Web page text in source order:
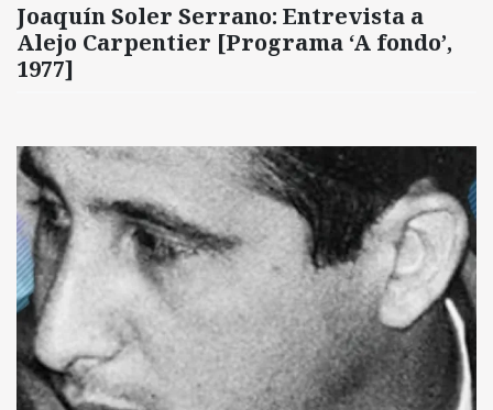
Joaquín Soler Serrano: Entrevista a
Alejo Carpentier [Programa ‘A fondo’,
1977]